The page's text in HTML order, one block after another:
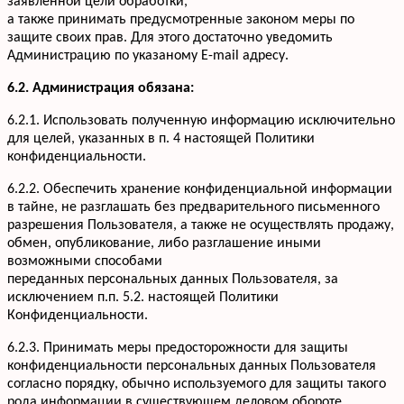
а также принимать предусмотренные законом меры по
защите своих прав. Для этого достаточно уведомить
Администрацию по указаному E-mail адресу.
6.2. Администрация обязана:
6.2.1. Использовать полученную информацию исключительно
для целей, указанных в п. 4 настоящей Политики
конфиденциальности.
6.2.2. Обеспечить хранение конфиденциальной информации
в тайне, не разглашать без предварительного письменного
разрешения Пользователя, а также не осуществлять продажу,
обмен, опубликование, либо разглашение иными
возможными способами
переданных персональных данных Пользователя, за
исключением п.п. 5.2. настоящей Политики
Конфиденциальности.
6.2.3. Принимать меры предосторожности для защиты
конфиденциальности персональных данных Пользователя
согласно порядку, обычно используемого для защиты такого